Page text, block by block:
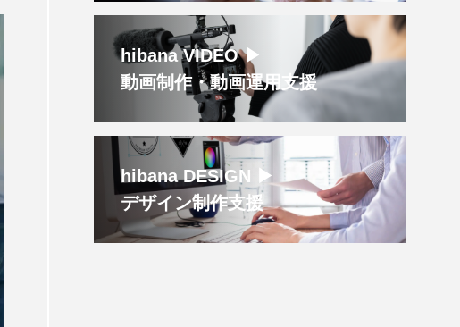
hibana VIDEO ▶︎
動画制作・動画運用支援
hibana DESIGN ▶︎
デザイン制作支援